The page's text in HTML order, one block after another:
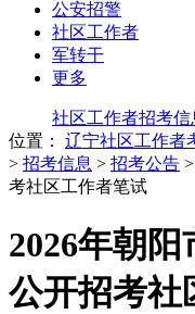
公安招警
社区工作者
军转干
更多
社区工作者招考信
位置： 辽宁社区工作者
> 招考信息 > 招考公告
考社区工作者笔试
2026年朝
公开招考社